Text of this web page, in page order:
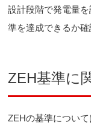
設計段階で発電量
準を達成できるか確
ZEH基準に
ZEHの基準につい